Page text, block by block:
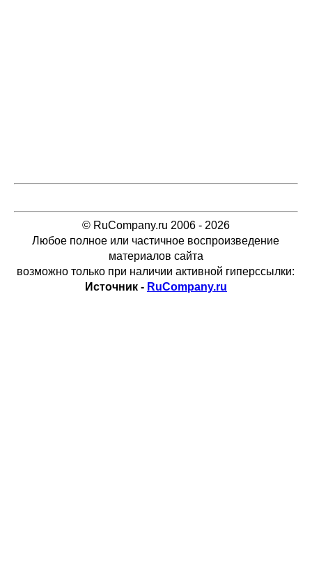
© RuCompany.ru 2006 - 2026
Любое полное или частичное воспроизведение
материалов сайта
возможно только при наличии активной гиперссылки:
Источник - RuCompany.ru